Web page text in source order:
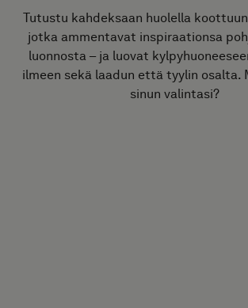
Tutustu kahdeksaan huolella
jotka ammentavat inspiraationsa
luonnosta – ja luovat
ilmeen sekä laadun että tyylin osalta.
sinun valintasi?